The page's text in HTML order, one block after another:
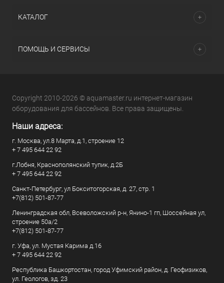
КАТАЛОГ
ПОМОЩЬ И СЕРВИСЫ
Copyright 2010-2026 © aquamaster.ru интернет-магазин
оборудования для бассейнов. Все права защищены.
Наши адреса:
г. Москва, ул.8 Марта, д.1, строение 12
+ 7 495 644 22 92
г.Лобня, Краснополянский тупик, д.2Б
+ 7 495 644 22 92
Санкт-Петербург, ул Бокситогорская, д. 27, стр. 1
+7(812) 501-87-77
Ленинградская обл, Всеволожский р-н, Янино-1 гп, Шоссейная ул,
строение 50а/2
+7(812) 501-87-77
г. Уфа, ул. Мустая Карима д.16
+ 7 495 644 22 92
Республика Башкортостан, город Уфимский район, д. Геофизиков,
ул. Геологов, зд. 23